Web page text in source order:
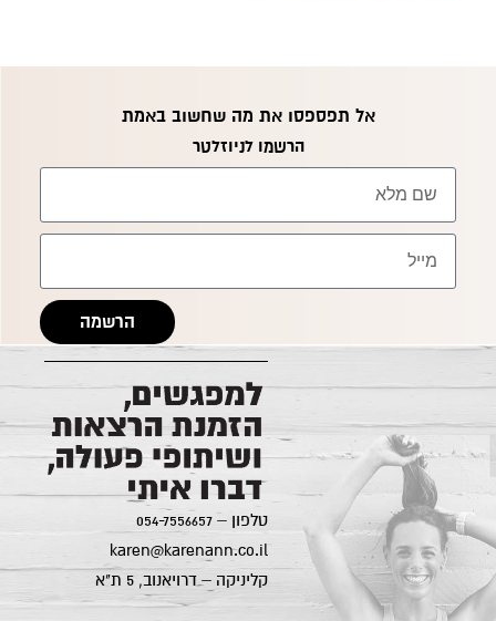
הודעה ישירה לקליניקה של קרן אן בוואטסאפ
אל תפספסו את מה שחשוב באמת
הרשמו לניוזלטר
הרשמה
טלפון –054-7556657
karen@karenann.co.il
קליניקה – דרויאנוב, 5 ת"א